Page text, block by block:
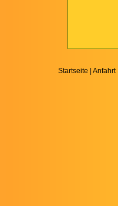
Startseite Anfahrt